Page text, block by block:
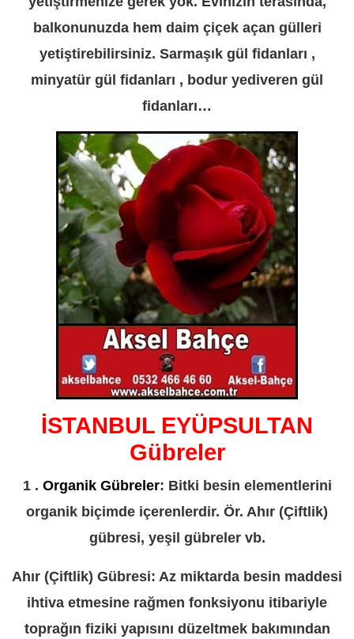
balkonunuzda hem daim çiçek açan gülleri
yetiştirebilirsiniz. Sarmaşık gül fidanları ,
minyatür gül fidanları , bodur yediveren gül
fidanları…
İSTANBUL EYÜPSULTAN
Gübreler
1 . Organik Gübreler: Bitki besin elementlerini
organik biçimde içerenlerdir. Ör. Ahır (Çiftlik)
gübresi, yeşil gübreler vb.
Ahır (Çiftlik) Gübresi: Az miktarda besin maddesi
ihtiva etmesine rağmen fonksiyonu itibariyle
toprağın fiziki yapısını düzeltmek bakımından